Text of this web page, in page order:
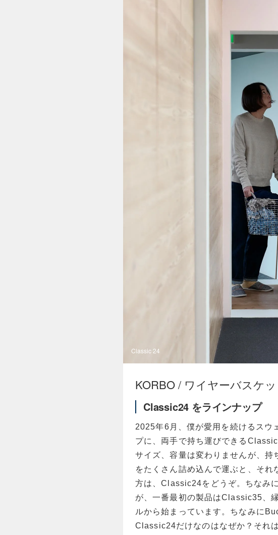
Classic 24
KORBO / ワイヤーバスケッ
Classic24 をラインナップ
2025年6月、僕が愛用を続けるスウ
プに、両手で持ち運びできる
サイズ、容量は変わりませんが、持
をたくさん詰め込んで運ぶと、そ
方は、Classic24をどうぞ。ちなみ
が、一番最初の製品はClassic35、
ルから始まっています。ちなみに
Classic24だけなのはなぜか？それ